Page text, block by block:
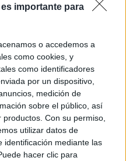
importante para
o accedemos a
como cookies, y
como identificadores
por un dispositivo,
medición de
sobre el público, así
Con su permiso,
utilizar datos de
identificación mediante las
hacer clic para